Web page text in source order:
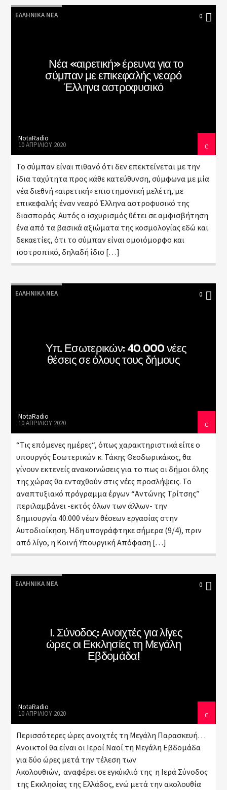
ΕΛΛΗΝΙΚΆ ΝΈΑ 0
Νέα «αιρετική» έρευνα για το
σύμπαν με επικεφαλής νεαρό
Έλληνα αστροφυσικό
NotaRadio
10 ΑΠΡΙΛΊΟΥ 2020
Το σύμπαν είναι πιθανό ότι δεν επεκτείνεται με την
ίδια ταχύτητα προς κάθε κατεύθυνση, σύμφωνα με μία
νέα διεθνή «αιρετική» επιστημονική μελέτη, με
επικεφαλής έναν νεαρό Έλληνα αστροφυσικό της
διασποράς. Αυτός ο ισχυρισμός θέτει σε αμφισβήτηση
ένα από τα βασικά αξιώματα της κοσμολογίας εδώ και
δεκαετίες, ότι το σύμπαν είναι ομοιόμορφο και
ισοτροπικό, δηλαδή ίδιο […]
ΕΛΛΗΝΙΚΆ ΝΈΑ 0
Υπ. Εσωτερικών: 40.000 νέες
θέσεις σε όλους τους δήμους
NotaRadio
10 ΑΠΡΙΛΊΟΥ 2020
“Τις επόμενες ημέρες“, όπως χαρακτηριστικά είπε ο
υπουργός Εσωτερικών κ. Τάκης Θεοδωρικάκος, θα
γίνουν εκτενείς ανακοινώσεις για το πως οι δήμοι όλης
της χώρας θα ενταχθούν στις νέες προσλήψεις. Το
αναπτυξιακό πρόγραμμα έργων “Αντώνης Τρίτσης”
περιλαμβάνει -εκτός όλων των άλλων- την
δημιουργία 40.000 νέων θέσεων εργασίας στην
Αυτοδιοίκηση. Ήδη υπογράφτηκε σήμερα (9/4), πριν
από λίγο, η Κοινή Υπουργική Απόφαση […]
ΕΛΛΗΝΙΚΆ ΝΈΑ 0
Ι. Σύνοδος: Ανοιχτές για λίγες
ώρες οι Εκκλησίες τη Μεγάλη
Εβδομάδα!
NotaRadio
10 ΑΠΡΙΛΊΟΥ 2020
Περισσότερες ώρες ανοιχτές τη Μεγάλη Παρασκευή…
Ανοικτοί θα είναι οι Ιεροί Ναοί τη Μεγάλη Εβδομάδα
για δύο ώρες μετά την τέλεση των
Ακολουθιών, αναφέρει σε εγκύκλιό της η Ιερά Σύνοδος
της Εκκλησίας της Ελλάδος, ενώ μετά την ακολουθία